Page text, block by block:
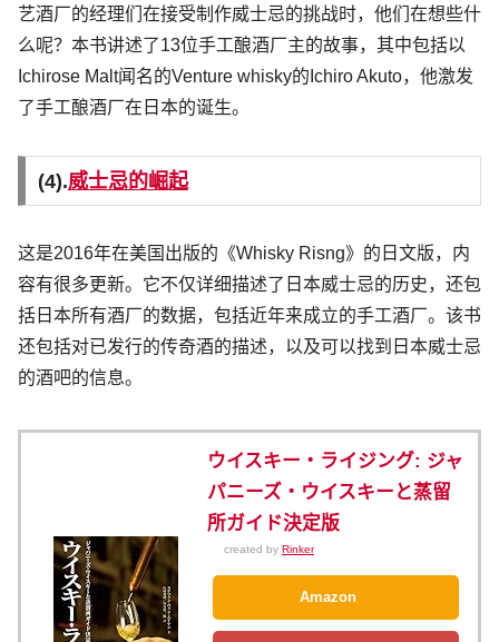
艺酒厂的经理们在接受制作威士忌的挑战时，他们在想些什
么呢？本书讲述了13位手工酿酒厂主的故事，其中包括以
Ichirose Malt闻名的Venture whisky的Ichiro Akuto，他激发
了手工酿酒厂在日本的诞生。
(4).威士忌的崛起
这是2016年在美国出版的《Whisky Risng》的日文版，内
容有很多更新。它不仅详细描述了日本威士忌的历史，还包
括日本所有酒厂的数据，包括近年来成立的手工酒厂。该书
还包括对已发行的传奇酒的描述，以及可以找到日本威士忌
的酒吧的信息。
ウイスキー・ライジング: ジャ
パニーズ・ウイスキーと蒸留
所ガイド決定版
created by Rinker
Amazon